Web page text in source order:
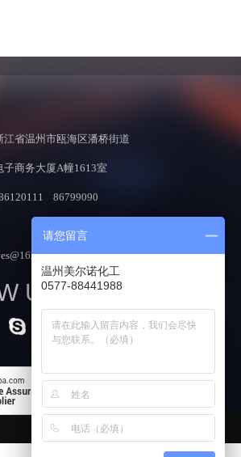
江省温州市瓯海区潘桥街道
子商务大厦A幢1613室
86799090
US:
请您留言
温州美尔诺化工
0577-88441988